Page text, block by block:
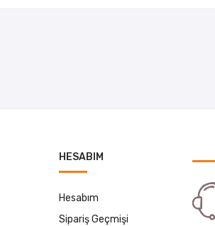
HESABIM
Hesabım
Sipariş Geçmişi